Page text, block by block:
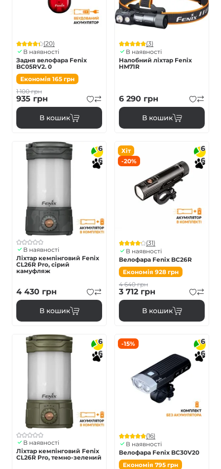
(20)
В наявності
Задня велофара Fenix
BC05RV2. 0
Економія 165 грн
1 100грн
935 грн
В кошик
(3)
В наявності
Налобний ліхтар Fenix
HM71R
6 290 грн
В кошик
6
6
В наявності
Ліхтар кемпінговий Fenix
CL26R Pro, сірий
камуфляж
4 430 грн
В кошик
Хіт
-20%
6
6
(31)
В наявності
Велофара Fenix BC26R
Економія 928 грн
4 640грн
3 712 грн
В кошик
6
6
В наявності
Ліхтар кемпінговий Fenix
CL26R Pro, темно-зелений
-15%
6
6
(16)
В наявності
Велофара Fenix BC30V20
Економія 795 грн